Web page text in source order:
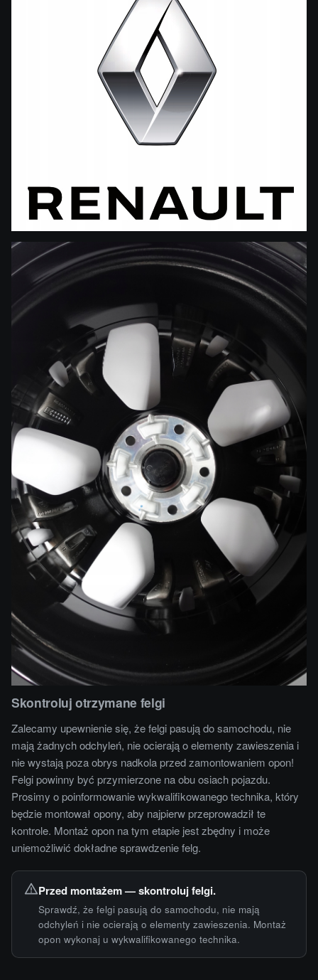
Skontroluj otrzymane felgi
Zalecamy upewnienie się, że felgi pasują do samochodu, nie
mają żadnych odchyleń, nie ocierają o elementy zawieszenia i
nie wystają poza obrys nadkola przed zamontowaniem opon!
Felgi powinny być przymierzone na obu osiach pojazdu.
Prosimy o poinformowanie wykwalifikowanego technika, który
będzie montował opony, aby najpierw przeprowadził te
kontrole. Montaż opon na tym etapie jest zbędny i może
uniemożliwić dokładne sprawdzenie felg.
Przed montażem — skontroluj felgi.
Sprawdź, że felgi pasują do samochodu, nie mają
odchyleń i nie ocierają o elementy zawieszenia. Montaż
opon wykonaj u wykwalifikowanego technika.